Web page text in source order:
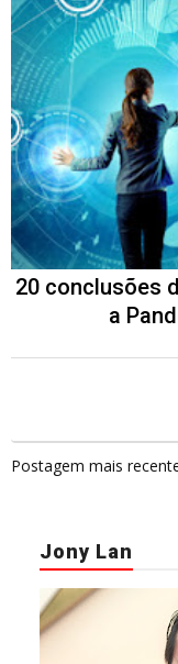
20 conclusões
a
Postagem mais
Jony Lan